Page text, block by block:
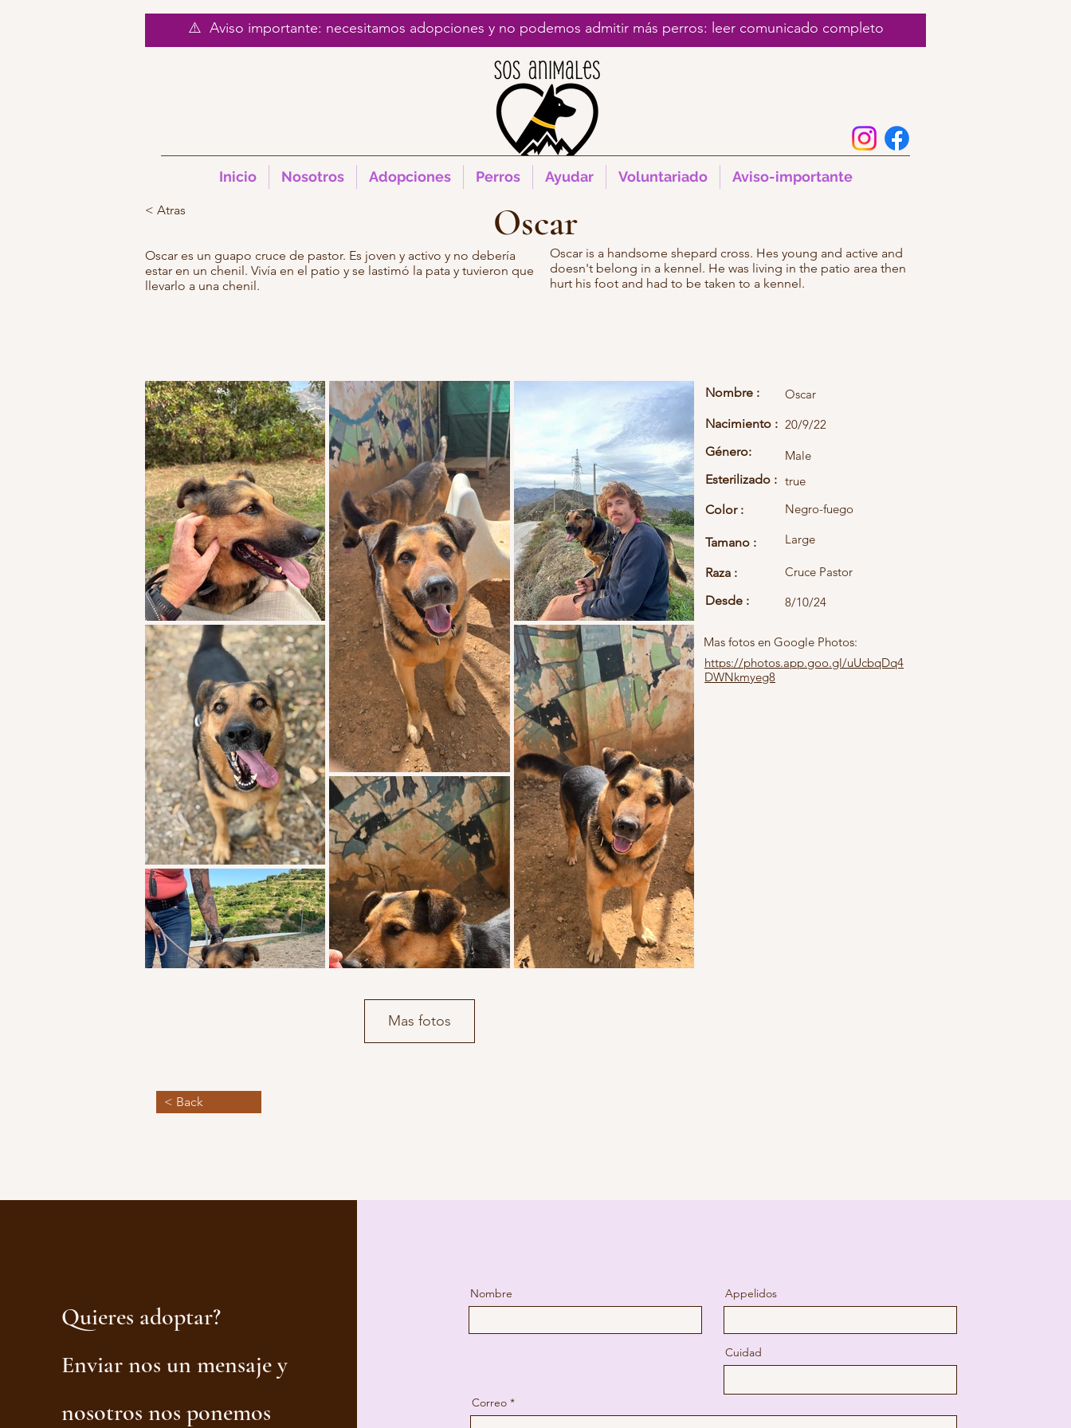
⚠️ Aviso importante: necesitamos adopciones y no podemos admitir más perros: leer comunicado completo
Inicio Nosotros Adopciones Perros Ayudar Voluntariado Aviso-importante
Oscar es un guapo cruce de pastor. Es joven y activo y no debería
estar en un chenil. Vivía en el patio y se lastimó la pata y tuvieron que
llevarlo a una chenil.
Oscar is a handsome shepard cross. Hes young and active and
doesn't belong in a kennel. He was living in the patio area then
hurt his foot and had to be taken to a kennel.
Mas fotos
Nombre :
Nacimiento :
Género:
Esterilizado :
Color :
Tamano :
Oscar
20/9/22
Male
true
Negro-fuego
Large
Raza :
Cruce Pastor
8/10/24
Desde :
Mas fotos en Google Photos:
https://photos.app.goo.gl/uUcbqDq4
DWNkmyeg8
< Back
< Atras Oscar
Quieres adoptar?
Enviar nos un mensaje y
nosotros nos ponemos
Nombre Appelidos
Cuidad
Correo